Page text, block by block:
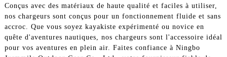
Conçus avec des matériaux de haute qualité et faciles à utiliser,
nos chargeurs sont conçus pour un fonctionnement fluide et sans
accroc. Que vous soyez kayakiste expérimenté ou novice en
quête d'aventures nautiques, nos chargeurs sont l'accessoire idéal
pour vos aventures en plein air. Faites confiance à Ningbo